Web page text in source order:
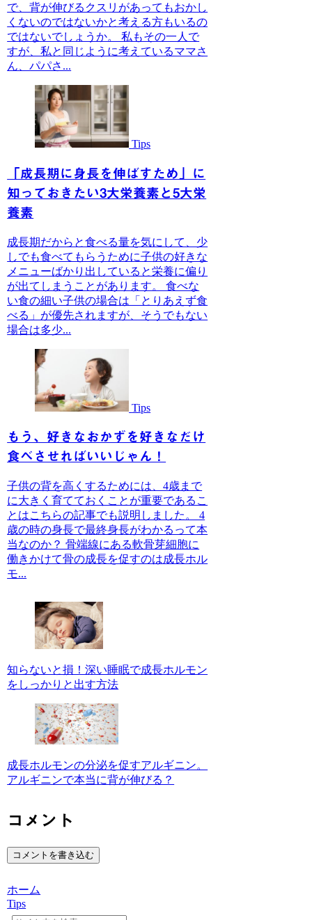
で、背が伸びるクスリがあってもおかし
くないのではないかと考える方もいるの
ではないでしょうか。 私もその一人で
すが、私と同じように考えているママさ
ん、パパさ...
Tips
「成長期に身長を伸ばすため」に
知っておきたい3大栄養素と5大栄
養素
成長期だからと食べる量を気にして、少
しでも食べてもらうために子供の好きな
メニューばかり出していると栄養に偏り
が出てしまうことがあります。 食べな
い食の細い子供の場合は「とりあえず食
べる」が優先されますが、そうでもない
場合は多少...
Tips
もう、好きなおかずを好きなだけ
食べさせればいいじゃん！
子供の背を高くするためには、4歳まで
に大きく育てておくことが重要であるこ
とはこちらの記事でも説明しました。 4
歳の時の身長で最終身長がわかるって本
当なのか？ 骨端線にある軟骨芽細胞に
働きかけて骨の成長を促すのは成長ホル
モ...
知らないと損！深い睡眠で成長ホルモン
をしっかりと出す方法
成長ホルモンの分泌を促すアルギニン。
アルギニンで本当に背が伸びる？
コメント
コメントを書き込む
ホーム
Tips